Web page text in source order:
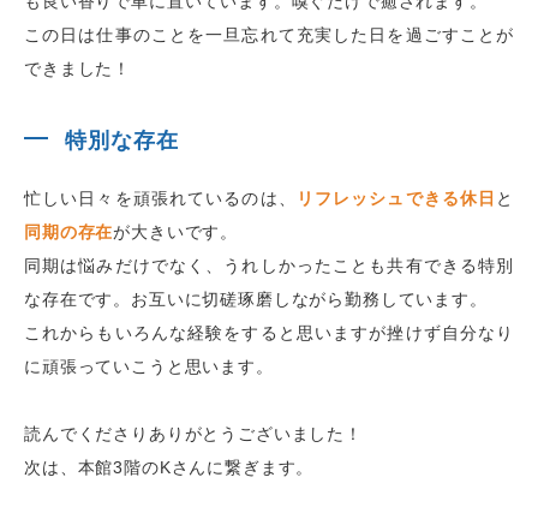
この日は仕事のことを一旦忘れて充実した日を過ごすことが
できました！
特別な存在
忙しい日々を頑張れているのは、 リフレッシュできる休日 と
同期の存在が大きいです。
同期は悩みだけでなく、うれしかったことも共有できる特別
な存在です。お互いに切磋琢磨しながら勤務しています。
これからもいろんな経験をすると思いますが挫けず自分なり
に頑張っていこうと思います。
読んでくださりありがとうございました！
次は、本館3階のKさんに繋ぎます。